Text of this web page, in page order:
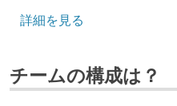
キャリアパス
いる
社内で、バックエンド
詳細を見る
チームの構成は？